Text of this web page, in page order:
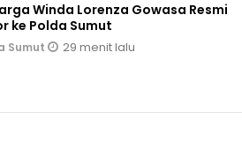
Winda Lorenza Gowasa Resmi
ke Polda Sumut
Sumut 29 menit lalu